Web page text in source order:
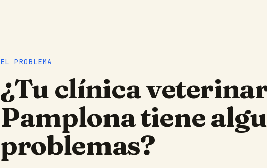
EL PROBLEMA
¿Tuclínica
Pamplonatiene
problemas?